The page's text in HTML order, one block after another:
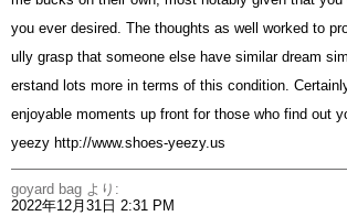
you ever desired. The thoughts as well worked to
ully grasp that someone else have similar dream
erstand lots more in terms of this condition.
enjoyable moments up front for those who find out
yeezy http://www.shoes-yeezy.us
goyard bag より:
2022年12月31日 2:31 PM